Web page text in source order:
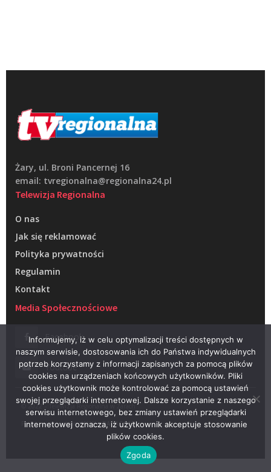
Żary, ul. Broni Pancernej 16
email: tvregionalna@regionalna24.pl
Telewizja Regionalna
O nas
Jak się reklamować
Polityka prywatności
Regulamin
Kontakt
Media Społecznościowe
Facebook
Youtube
© 2022 – Telewizja Regionalna w Żarach
Projektowanie stron WWW –RAGACOM
Informujemy, iż w celu optymalizacji treści dostępnych w
naszym serwisie, dostosowania ich do Państwa indywidualnych
potrzeb korzystamy z informacji zapisanych za pomocą plików
cookies na urządzeniach końcowych użytkowników. Pliki
cookies użytkownik może kontrolować za pomocą ustawień
swojej przeglądarki internetowej. Dalsze korzystanie z naszego
serwisu internetowego, bez zmiany ustawień przeglądarki
internetowej oznacza, iż użytkownik akceptuje stosowanie
plików cookies.
Zgoda